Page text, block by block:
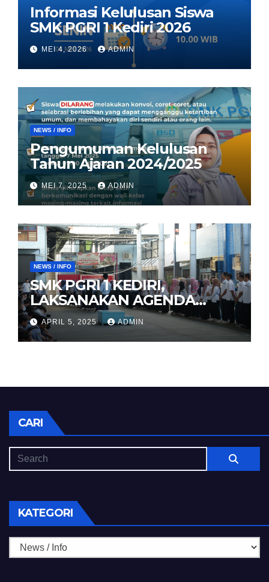
Informasi Kelulusan Siswa
SMK PGRI 1 Kediri 2026
MEI 4, 2026 ADMIN
NEWS / INFO
Pengumuman Kelulusan
Tahun Ajaran 2024/2025
MEI 7, 2025 ADMIN
NEWS / INFO
SMK PGRI 1 KEDIRI,
LAKSANAKAN AGENDA
HALAL BIHALAL
APRIL 5, 2025 ADMIN
CARI
KATEGORI
Kategori